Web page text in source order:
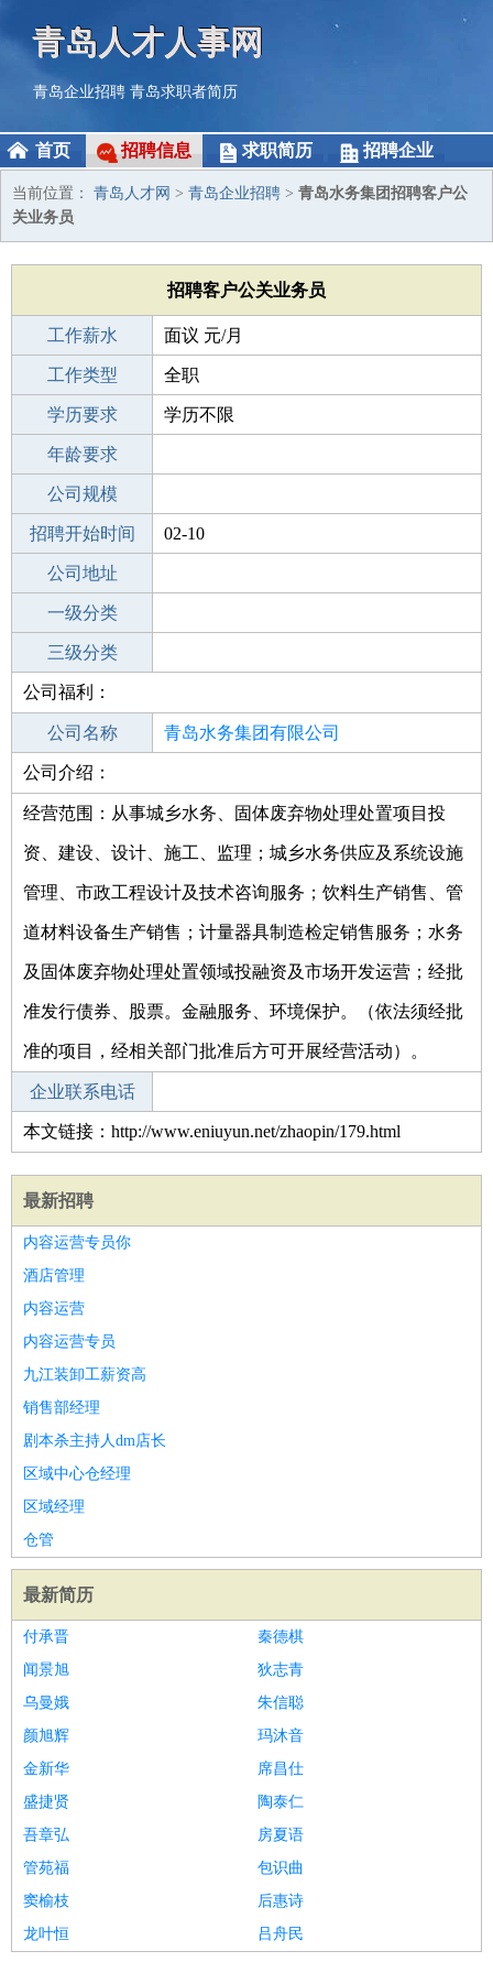
青岛人才人事网
青岛企业招聘 青岛求职者简历
首页 招聘信息 求职简历 招聘企业
当前位置： 青岛人才网 > 青岛企业招聘 > 青岛水务集团招聘客户公
关业务员
招聘客户公关业务员
工作薪水 面议 元/月
招聘人数 2人
工作类型 全职
性别要求 -
学历要求 学历不限
工作经验
年龄要求
工作地点
公司规模
公司电话
招聘开始时间 02-10
招聘结束时间
公司地址
一级分类
二级分类
三级分类
其他行业
公司福利：
公司名称 青岛水务集团有限公司
公司类型
公司介绍：
经营范围：从事城乡水务、固体废弃物处理处置项目投
资、建设、设计、施工、监理；城乡水务供应及系统设施
管理、市政工程设计及技术咨询服务；饮料生产销售、管
道材料设备生产销售；计量器具制造检定销售服务；水务
及固体废弃物处理处置领域投融资及市场开发运营；经批
准发行债券、股票。金融服务、环境保护。（依法须经批
准的项目，经相关部门批准后方可开展经营活动）。
企业联系电话
本文链接：http://www.eniuyun.net/zhaopin/179.html
最新招聘
内容运营专员你
酒店管理
内容运营
内容运营专员
九江装卸工薪资高
销售部经理
剧本杀主持人dm店长
区域中心仓经理
区域经理
仓管
最新简历
付承晋
秦德棋
闻景旭
狄志青
乌曼娥
朱信聪
颜旭辉
玛沐音
金新华
席昌仕
盛捷贤
陶泰仁
吾章弘
房夏语
管苑福
包识曲
窦榆枝
后惠诗
龙叶恒
吕舟民